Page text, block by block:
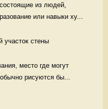
из людей,
или навыки ху...
участок стены
место где могут
рисуются бы...